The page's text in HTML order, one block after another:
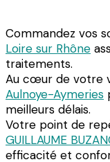
Commandez vos
Loire sur Rhône
traitements.
Au cœur de votre
Aulnoye-Aymeries
meilleurs délais.
Votre point de
GUILLAUME
efficacité et